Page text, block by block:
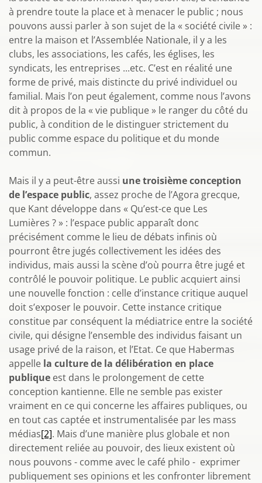
à prendre toute la place et à menacer le public ; nous
pouvons aussi parler à son sujet de la « société civile » :
entre la maison et l’Assemblée Nationale, il y a les
clubs, les associations, les cafés, les églises, les
syndicats, les entreprises ...etc. C’est en réalité une
forme de privé, mais distincte du privé individuel ou
familial. Mais l’on peut également, comme nous l’avons
dit à propos de la « vie publique » le ranger du côté du
public, à condition de le distinguer strictement du
public comme espace du politique et du monde
commun.
Mais il y a peut-être aussi une troisième conception
de l’espace public, assez proche de l’Agora grecque,
que Kant développe dans « Qu’est-ce que Les
Lumières ? » : l’espace public apparaît donc
précisément comme le lieu de débats infinis où
pourront être jugés collectivement les idées des
individus, mais aussi la scène d’où pourra être jugé et
contrôlé le pouvoir politique. Le public acquiert ainsi
une nouvelle fonction : celle d’instance critique auquel
doit s’exposer le pouvoir. Cette instance critique
constitue par conséquent la médiatrice entre la société
civile, qui désigne l’ensemble des individus faisant un
usage privé de la raison, et l’Etat. Ce que Habermas
appelle la culture de la délibération en place
publique est dans le prolongement de cette
conception kantienne. Elle ne semble pas exister
vraiment en ce qui concerne les affaires publiques, ou
en tout cas captée et instrumentalisée par les mass
médias[2]. Mais d’une manière plus globale et non
directement reliée au pouvoir, des lieux existent où
nous pouvons - comme avec le café philo - exprimer
publiquement ses opinions et les confronter librement